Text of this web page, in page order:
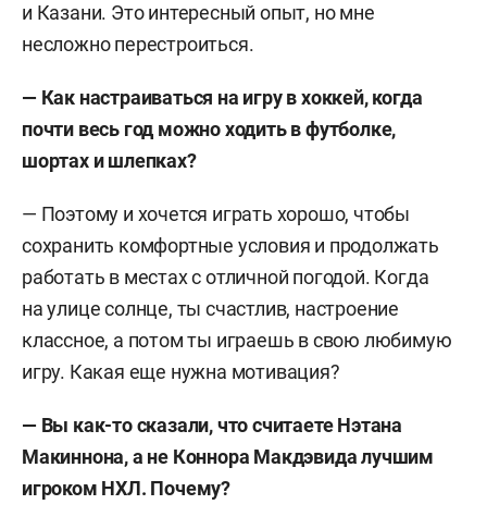
и Казани. Это интересный опыт, но мне
несложно перестроиться.
— Как настраиваться на игру в хоккей, когда
почти весь год можно ходить в футболке,
шортах и шлепках?
— Поэтому и хочется играть хорошо, чтобы
сохранить комфортные условия и продолжать
работать в местах с отличной погодой. Когда
на улице солнце, ты счастлив, настроение
классное, а потом ты играешь в свою любимую
игру. Какая еще нужна мотивация?
— Вы как-то сказали, что считаете Нэтана
Макиннона, а не Коннора Макдэвида лучшим
игроком НХЛ. Почему?